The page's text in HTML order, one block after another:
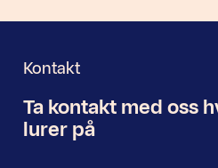
Kontakt
Nyhetsbrev
Ta kontakt med oss
lurer på